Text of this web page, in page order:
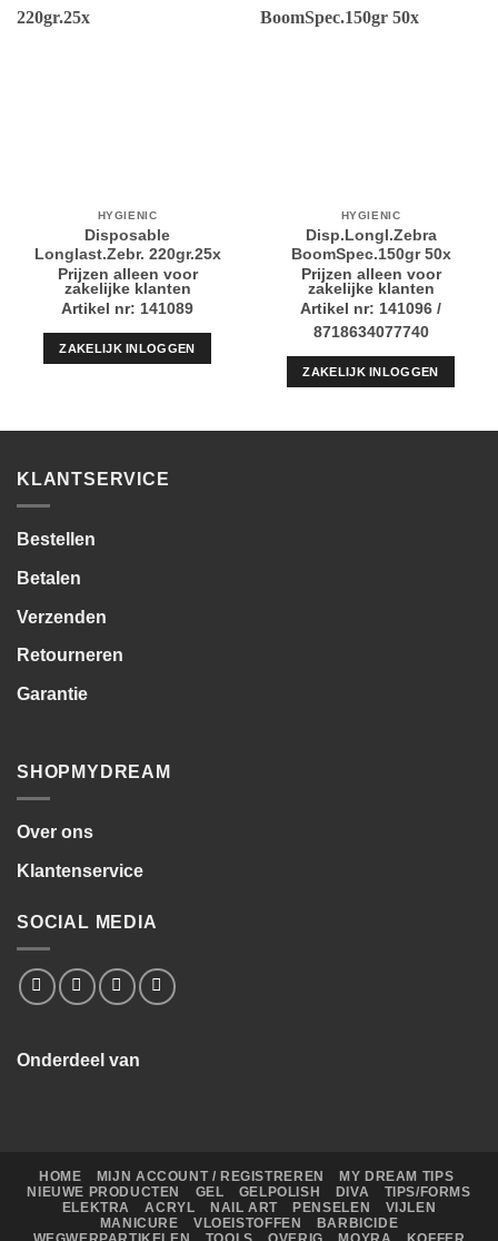
HYGIENIC
Disposable
Longlast.Zebr. 220gr.25x
Prijzen alleen voor
zakelijke klanten
Artikel nr: 141089
ZAKELIJK INLOGGEN
HYGIENIC
Disp.Longl.Zebra
BoomSpec.150gr 50x
Prijzen alleen voor
zakelijke klanten
Artikel nr: 141096 /
8718634077740
ZAKELIJK INLOGGEN
KLANTSERVICE
Bestellen
Betalen
Verzenden
Retourneren
Garantie
SHOPMYDREAM
Over ons
Klantenservice
SOCIAL MEDIA
Onderdeel van
HOME MIJN ACCOUNT / REGISTREREN
MY DREAM TIPS
NIEUWE PRODUCTEN
GEL GELPOLISH DIVA
TIPS/FORMS
ELEKTRA
ACRYL NAIL ART PENSELEN
VIJLEN
MANICURE
VLOEISTOFFEN
BARBICIDE